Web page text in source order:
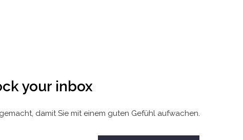
your inbox
damit Sie mit einem guten Gefühl aufwachen.